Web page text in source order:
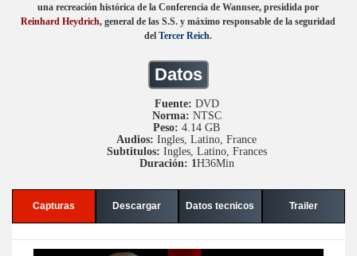
una recreación histórica de la Conferencia de Wannsee, presidida por
Reinhard Heydrich, general de lasS.S. y máximo responsable de la seguridad
delTercer Reich.
Datos
Fuente: DVD
Norma: NTSC
Peso: 4.14 GB
Audios: Ingles, Latino, France
Subtitulos: Ingles, Latino, Frances
Duración: 1H36Min
Capturas Descargar Datos tecnicos Trailer